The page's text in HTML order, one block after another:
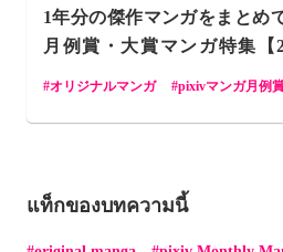
1年分の傑作マンガをまとめ
月例賞・大賞マンガ特集【
オリジナルマンガ pixivマンガ月例
แท็กของบทความนี้